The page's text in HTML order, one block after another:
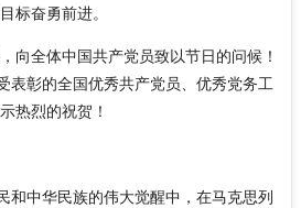
标奋勇前进。
向全体中国共产党员致以节日的问候！
表彰的全国优秀共产党员、优秀党务工
热烈的祝贺！
和中华民族的伟大觉醒中，在马克思列